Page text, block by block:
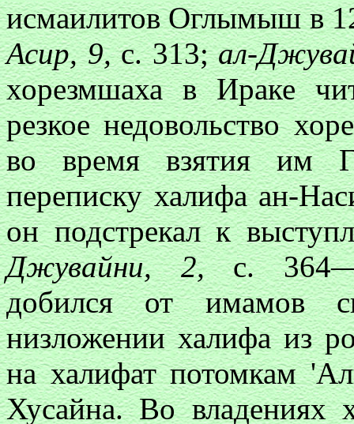
исмаилитов Оглымыш в
Асир, 9,с. 313;ал-
хорезмшаха в Ираке
резкое недовольство
во время взятия им
переписку халифа ан-
он подстрекал к
Джувайни, 2,с.
добился от имамов
низложении халифа из
на халифат потомкам
Хусайна. Во владениях